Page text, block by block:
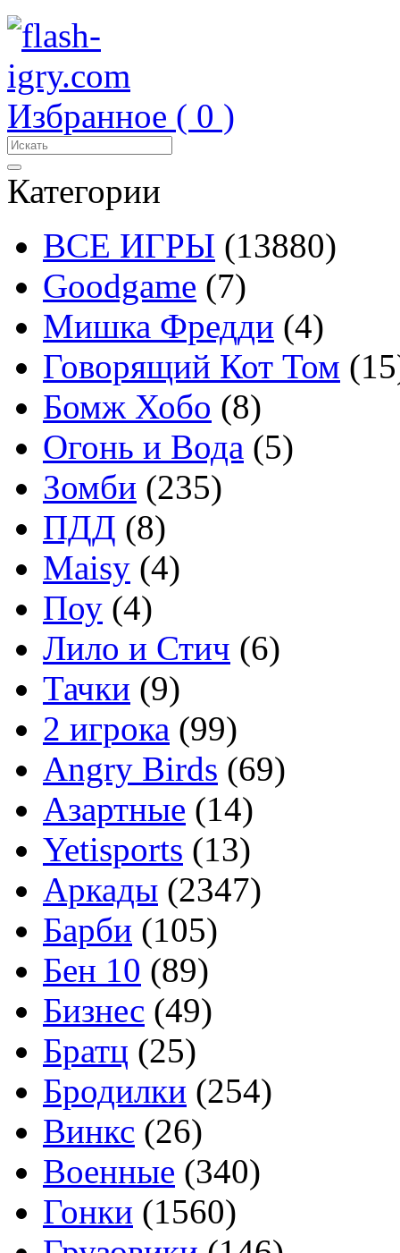
Избранное ( 0 )
Категории
ВСЕ ИГРЫ (13880)
Goodgame (7)
Мишка Фредди (4)
Говорящий Кот Том
Бомж Хобо (8)
Огонь и Вода (5)
Зомби (235)
ПДД (8)
Maisy (4)
Поу (4)
Лило и Стич (6)
Тачки (9)
2 игрока (99)
Angry Birds (69)
Азартные (14)
Yetisports (13)
Аркады (2347)
Барби (105)
Бен 10 (89)
Бизнес (49)
Братц (25)
Бродилки (254)
Винкс (26)
Военные (340)
Гонки (1560)